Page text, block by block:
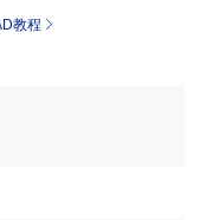
教程